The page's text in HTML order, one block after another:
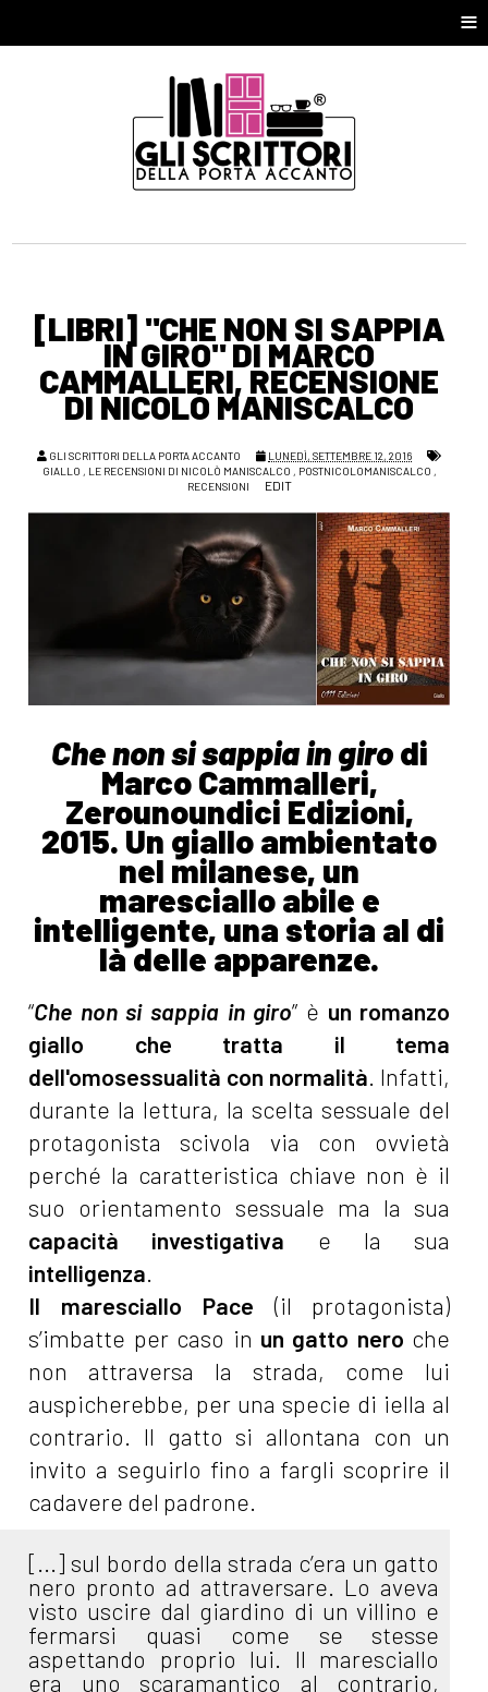
≡
[LIBRI] "CHE NON SI SAPPIA
IN GIRO" DI MARCO
CAMMALLERI, RECENSIONE
DI NICOLÒ MANISCALCO
GLI SCRITTORI DELLA PORTA ACCANTO
LUNEDÌ, SETTEMBRE 12, 2016
GIALLO , LE RECENSIONI DI NICOLÒ MANISCALCO , POSTNICOLOMANISCALCO ,
RECENSIONI
EDIT
Che non si sappia in girodi
Marco Cammalleri,
Zerounoundici Edizioni,
2015. Un giallo ambientato
nel milanese, un
maresciallo abile e
intelligente, una storia al di
là delle apparenze.
“Che non si sappia in giro” è un romanzo
giallo che
tratta il tema
dell'omosessualità con normalità . Infatti,
durante la lettura, la scelta sessuale del
protagonista scivola via con ovvietà
perché la caratteristica chiave non è il
suo orientamento sessuale ma la sua
capacità investigativa e la sua
intelligenza
Il maresciallo Pace (il protagonista)
s’imbatte per caso in un gatto nero che
non attraversa la strada, come lui
auspicherebbe, per una specie di iella al
contrario. Il gatto si allontana con un
invito a seguirlo fino a fargli scoprire il
cadavere del padrone.
[...] sul bordo della strada c’era un gatto
nero pronto ad attraversare. Lo aveva
visto uscire dal giardino di un villino e
fermarsi quasi come se stesse
aspettando proprio lui. Il maresciallo
era uno scaramantico al contrario,